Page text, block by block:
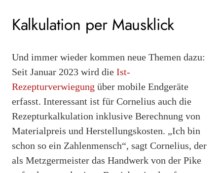
Kalkulation per Mausklick
Und immer wieder kommen neue Themen dazu:
Seit Januar 2023 wird die Ist-
Rezepturverwiegung über mobile Endgeräte
erfasst. Interessant ist für Cornelius auch die
Rezepturkalkulation inklusive Berechnung von
Materialpreis und Herstellungskosten. „Ich bin
schon so ein Zahlenmensch“, sagt Cornelius, der
als Metzgermeister das Handwerk von der Pike